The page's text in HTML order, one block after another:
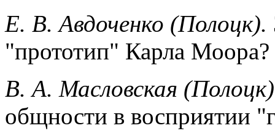
Е. В. Авдоченко (Полоцк).
"прототип" Карла Моора?
В. А. Масловская
общности в восприятии